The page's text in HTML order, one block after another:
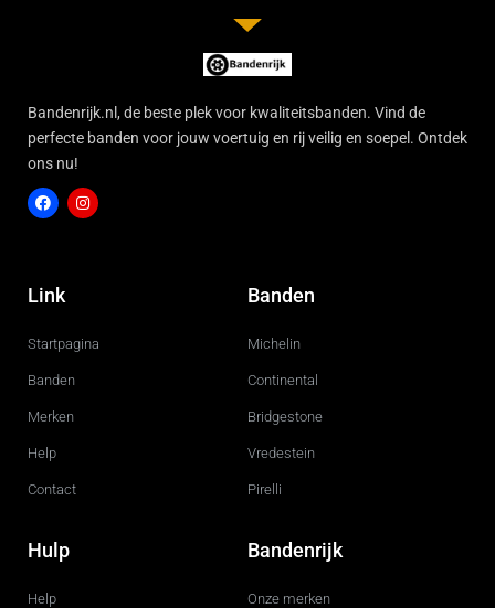
Bandenrijk.nl, de beste plek voor kwaliteitsbanden. Vind de
perfecte banden voor jouw voertuig en rij veilig en soepel. Ontdek
ons nu!
c
e
o
g
r
Link
Startpagina
Banden
Merken
Help
Contact
Banden
Michelin
Continental
Bridgestone
Vredestein
Pirelli
Hulp
Help
Bandenrijk
Onze merken